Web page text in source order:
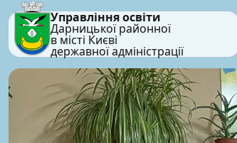
Управління освіти
Дарницької районної
в місті Києві
державної адміністрації